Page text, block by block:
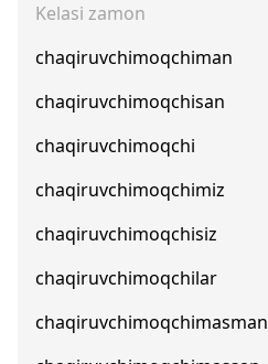
Kelasi zamon
chaqiruvchimoqchiman
chaqiruvchimoqchisan
chaqiruvchimoqchi
chaqiruvchimoqchimiz
chaqiruvchimoqchisiz
chaqiruvchimoqchilar
chaqiruvchimoqchimasman